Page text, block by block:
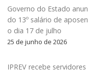
Governo do Estado
do 13º salário de
o dia 17 de julho
25 de junho de 2026
IPREV recebe